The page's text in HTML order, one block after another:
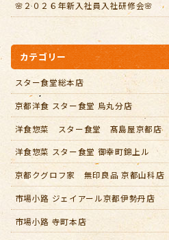
🌸２０２６年新入社員入社研修会🌸
カテゴリー
スター食堂総本店
京都洋食 スター食堂 烏丸分店
洋食惣菜 スター食堂 髙島屋京都店
洋食惣菜 スター食堂 御幸町錦上ル
京都クグロフ家 無印良品 京都山科店
市場小路 ジェイアール京都伊勢丹店
市場小路 寺町本店